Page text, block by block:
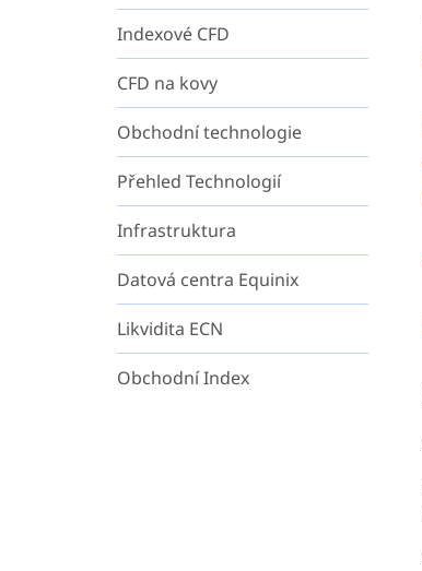
Indexové CFD
CFD na kovy
Obchodní technologie
Přehled Technologií
Infrastruktura
Datová centra Equinix
Likvidita ECN
Obchodní Index